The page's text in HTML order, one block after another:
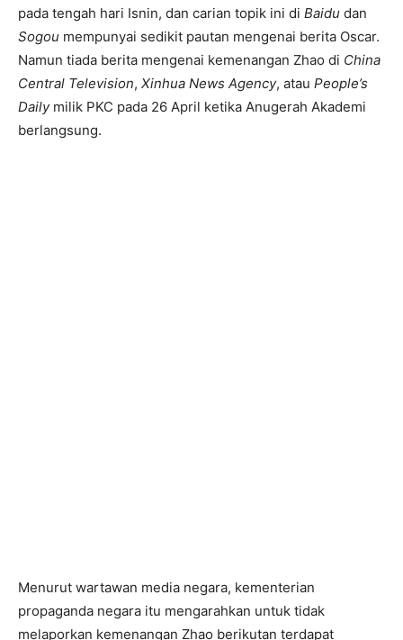
pada tengah hari Isnin, dan carian topik ini di Baidu dan
Sogou mempunyai sedikit pautan mengenai berita Oscar.
Namun tiada berita mengenai kemenangan Zhao di China
Central Television, Xinhua News Agency, atau People’s
Dailymilik PKC pada 26 April ketika Anugerah Akademi
berlangsung.
Menurut wartawan media negara, kementerian
propaganda negara itu mengarahkan untuk tidak
melaporkan kemenangan Zhao berikutan terdapat